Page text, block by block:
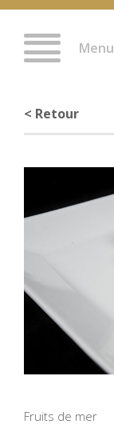
Menu
< Retour
Fruits de mer